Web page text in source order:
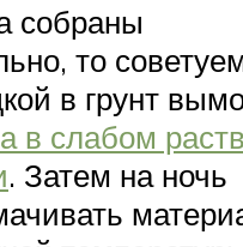
собраны
то
в грунт
в слабом
. Затем на ночь